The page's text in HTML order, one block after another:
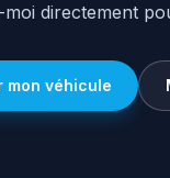
directement
mon véhicule